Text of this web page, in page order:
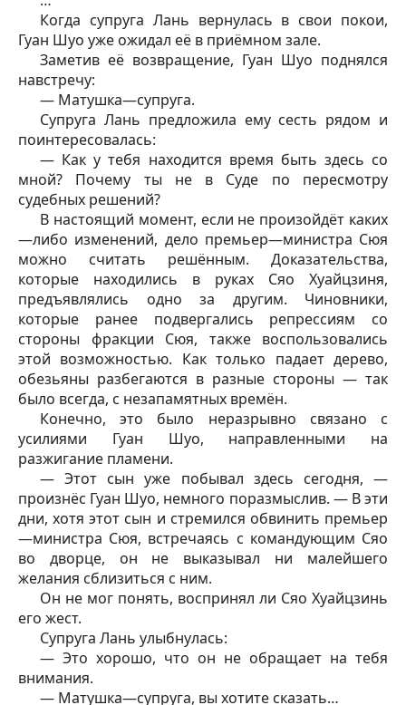
Когда супруга Лань вернулась в свои покои,
Гуан Шуо уже ожидал её в приёмном зале.
Заметив её возвращение, Гуан Шуо поднялся
навстречу:
— Матушка—супруга.
Супруга Лань предложила ему сесть рядом и
поинтересовалась:
— Как у тебя находится время быть здесь со
мной? Почему ты не в Суде по пересмотру
судебных решений?
В настоящий момент, если не произойдёт каких
—либо изменений, дело премьер—министра Сюя
можно считать решённым. Доказательства,
которые находились в руках Сяо Хуайцзиня,
предъявлялись одно за другим. Чиновники,
которые ранее подвергались репрессиям со
стороны фракции Сюя, также воспользовались
этой возможностью. Как только падает дерево,
обезьяны разбегаются в разные стороны — так
было всегда, с незапамятных времён.
Конечно, это было неразрывно связано с
усилиями Гуан Шуо, направленными на
разжигание пламени.
— Этот сын уже побывал здесь сегодня, —
произнёс Гуан Шуо, немного поразмыслив. — В эти
дни, хотя этот сын и стремился обвинить премьер
—министра Сюя, встречаясь с командующим Сяо
во дворце, он не выказывал ни малейшего
желания сблизиться с ним.
Он не мог понять, воспринял ли Сяо Хуайцзинь
его жест.
Супруга Лань улыбнулась:
— Это хорошо, что он не обращает на тебя
внимания.
— Матушка—супруга, вы хотите сказать…